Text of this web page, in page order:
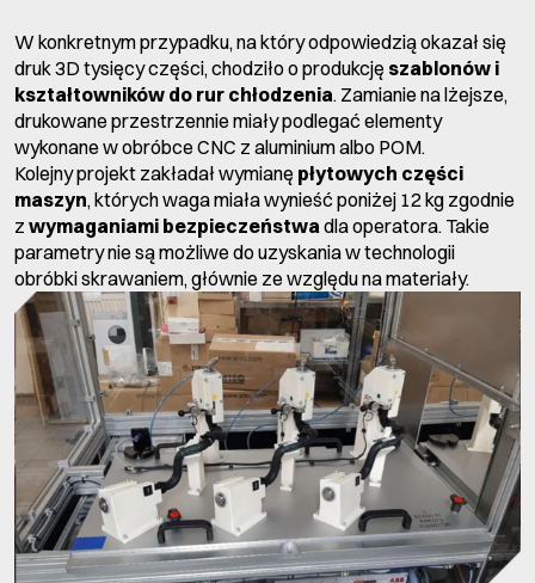
W konkretnym przypadku, na który odpowiedzią okazał się
druk 3D tysięcy części, chodziło o produkcję szablonów i
kształtowników do rur chłodzenia. Zamianie na lżejsze,
drukowane przestrzennie miały podlegać elementy
wykonane w obróbce CNC z aluminium albo POM.
Kolejny projekt zakładał wymianę płytowych części
maszyn, których waga miała wynieść poniżej 12 kg zgodnie
z wymaganiami bezpieczeństwadla operatora. Takie
parametry nie są możliwe do uzyskania w technologii
obróbki skrawaniem, głównie ze względu na materiały.